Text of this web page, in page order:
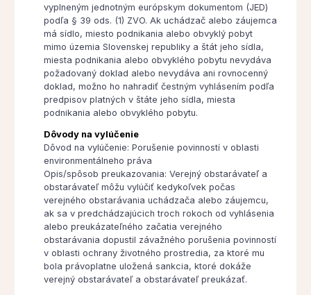
vyplneným jednotným európskym dokumentom (JED)
podľa § 39 ods. (1) ZVO. Ak uchádzač alebo záujemca
má sídlo, miesto podnikania alebo obvyklý pobyt
mimo územia Slovenskej republiky a štát jeho sídla,
miesta podnikania alebo obvyklého pobytu nevydáva
požadovaný doklad alebo nevydáva ani rovnocenný
doklad, možno ho nahradiť čestným vyhlásením podľa
predpisov platných v štáte jeho sídla, miesta
podnikania alebo obvyklého pobytu.
Dôvody na vylúčenie
Dôvod na vylúčenie: Porušenie povinností v oblasti
environmentálneho práva
Opis/spôsob preukazovania: Verejný obstarávateľ a
obstarávateľ môžu vylúčiť kedykoľvek počas
verejného obstarávania uchádzača alebo záujemcu,
ak sa v predchádzajúcich troch rokoch od vyhlásenia
alebo preukázateľného začatia verejného
obstarávania dopustil závažného porušenia povinností
v oblasti ochrany životného prostredia, za ktoré mu
bola právoplatne uložená sankcia, ktoré dokáže
verejný obstarávateľ a obstarávateľ preukázať.